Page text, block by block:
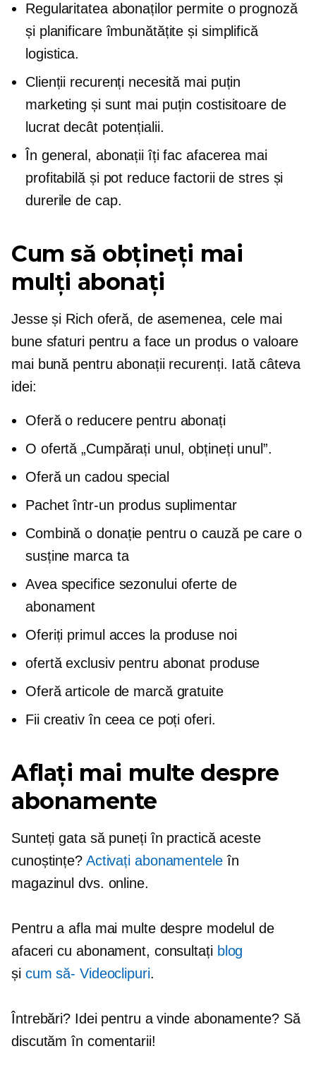
Regularitatea abonaților permite o prognoză
și planificare îmbunătățite și simplifică
logistica.
Clienții recurenți necesită mai puțin
marketing și sunt mai puțin costisitoare de
lucrat decât potențialii.
În general, abonații îți fac afacerea mai
profitabilă și pot reduce factorii de stres și
durerile de cap.
Cum să obțineți mai
mulți abonați
Jesse și Rich oferă, de asemenea, cele mai
bune sfaturi pentru a face un produs o valoare
mai bună pentru abonații recurenți. Iată câteva
idei:
Oferă o reducere pentru abonați
O ofertă „Cumpărați unul, obțineți unul”.
Oferă un cadou special
Pachet într-un produs suplimentar
Combină o donație pentru o cauză pe care o
susține marca ta
Avea specifice sezonuluioferte de
abonament
Oferiți primul acces la produse noi
ofertăexclusiv pentru abonat produse
Oferă articole de marcă gratuite
Fii creativ în ceea ce poți oferi.
Aflați mai multe despre
abonamente
Sunteți gata să puneți în practică aceste
cunoștințe? Activați abonamenteleîn
magazinul dvs. online.
Pentru a afla mai multe despre modelul de
afaceri cu abonament, consultați blog
și cum să- Videoclipuri.
Întrebări? Idei pentru a vinde abonamente? Să
discutăm în comentarii!